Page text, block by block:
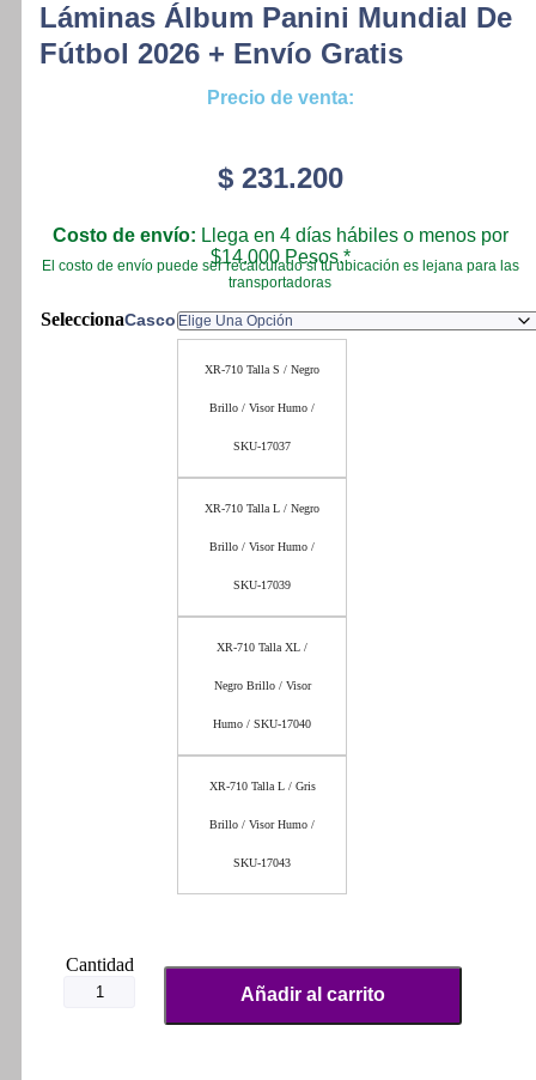
Láminas Álbum Panini Mundial De
Fútbol 2026 + Envío Gratis
Precio de venta:
$231.200
Costo de envío: Llega en 4 días hábiles o menos por
$14.000 Pesos.*
El costo de envío puede ser recalculado si tu ubicación es lejana para las
transportadoras
Casco
XR-710 Talla S / Negro
Brillo / Visor Humo /
SKU-17037
XR-710 Talla L / Negro
Brillo / Visor Humo /
SKU-17039
XR-710 Talla XL /
Negro Brillo / Visor
Humo / SKU-17040
XR-710 Talla L / Gris
Brillo / Visor Humo /
SKU-17043
Combo:
XR-
Añadir al carrito